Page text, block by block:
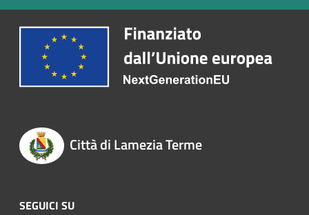
Città di Lamezia Terme
SEGUICI SU